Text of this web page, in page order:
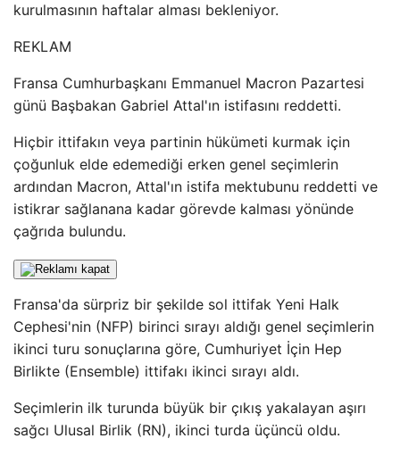
kurulmasının haftalar alması bekleniyor.
REKLAM
Fransa Cumhurbaşkanı Emmanuel Macron Pazartesi
günü Başbakan Gabriel Attal'ın istifasını reddetti.
Hiçbir ittifakın veya partinin hükümeti kurmak için
çoğunluk elde edemediği erken genel seçimlerin
ardından Macron, Attal'ın istifa mektubunu reddetti ve
istikrar sağlanana kadar görevde kalması yönünde
çağrıda bulundu.
Fransa'da sürpriz bir şekilde sol ittifak Yeni Halk
Cephesi'nin (NFP) birinci sırayı aldığı genel seçimlerin
ikinci turu sonuçlarına göre, Cumhuriyet İçin Hep
Birlikte (Ensemble) ittifakı ikinci sırayı aldı.
Seçimlerin ilk turunda büyük bir çıkış yakalayan aşırı
sağcı Ulusal Birlik (RN), ikinci turda üçüncü oldu.